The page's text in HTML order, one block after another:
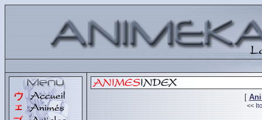
[
<<